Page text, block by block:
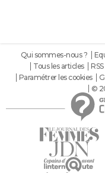
Qui sommes-nous ?
Tous les articles
RSS
Paramétrer les cookies
©